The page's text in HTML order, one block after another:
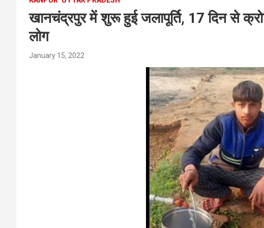
खानचंद्रपुर में शुरू हुई जलापूर्ति, 17 दिन से
लोग
January 15, 2022